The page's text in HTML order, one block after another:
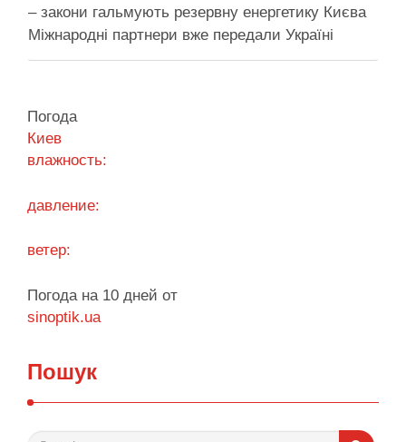
– закони гальмують резервну енергетику Києва
Міжнародні партнери вже передали Україні
обладнання для резервного енергозабезпечення
4 серпня заявив депутат Київської міської ради
від …
Погода
Киев
влажность:
давление:
ветер:
Погода на 10 дней от
sinoptik.ua
Пошук